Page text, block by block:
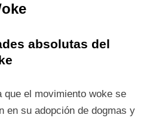
absolutas del
que el movimiento woke se
en su adopción de dogmas y